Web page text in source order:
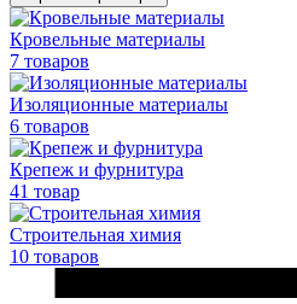
Кровельные материалы
7 товаров
Изоляционные материалы
6 товаров
Крепеж и фурнитура
41 товар
Строительная химия
10 товаров